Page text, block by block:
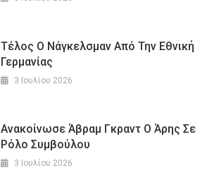
Τέλος Ο Νάγκελσμαν Από Την Εθνική
Γερμανίας
3 Ιουλίου 2026
Ανακοίνωσε Άβραμ Γκραντ Ο Άρης Σε
Ρόλο Συμβούλου
3 Ιουλίου 2026